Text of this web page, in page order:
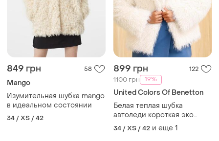
849 грн 58
Mango
Изумительная шубка mango
в идеальном состоянии
34 / XS / 42
899 грн 122
1100 грн -19%
United Colors Of Benetton
Белая теплая шубка
автоледи короткая эко
шуба зимняя на синтепоне
200
34 / XS / 42 и еще 1